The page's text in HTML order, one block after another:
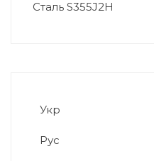
Сталь S355J2H
Укр
Рус